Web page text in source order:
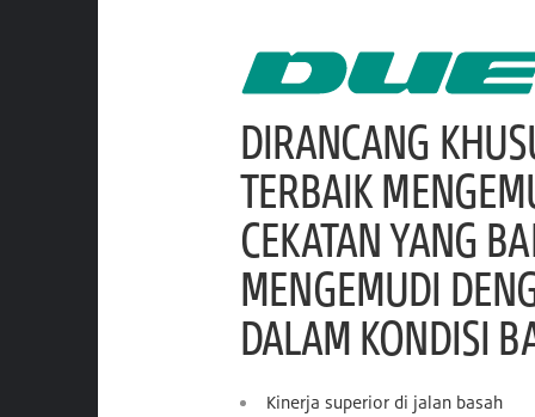
DIRANCANG
TERBAIK
CEKATAN YANG
MENGEMUDI
DALAM KONDISI
Kinerja superior di jalan basah